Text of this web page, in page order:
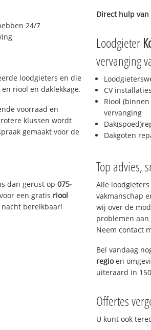
24/7
loodgieters en die
riool en daklekkage.
voorraad en
klussen wordt
gemaakt voor de
dan gerust op075-
een gratis riool
nacht bereikbaar!
Direct hulp
Loodgieter
vervanging
CV
Riool
vervanging
Dakgoten
Top advies,
Alle
vakmanschap
wij over de
problemen aan
Neem contact
Bel vandaag
regioen
uiteraard in
Offertes
U kunt ook